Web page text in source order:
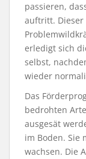
passieren,
auftritt. Dieser
erledigt sich
selbst,
wieder
Das
bedrohten
ausgesät
im Boden. Sie
wachsen. Die